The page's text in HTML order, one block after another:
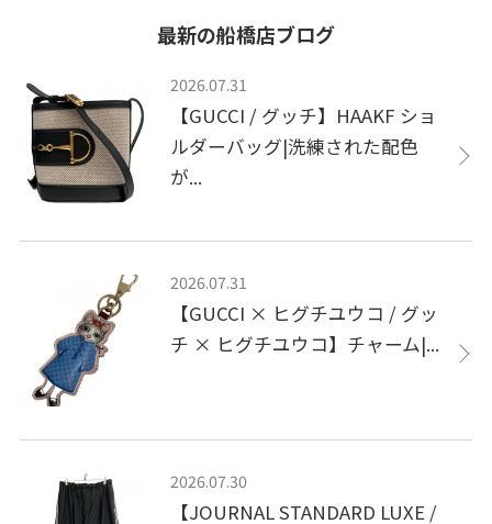
最新の船橋店ブログ
2026.07.31
【GUCCI / グッチ】HAAKF ショ
ルダーバッグ|洗練された配色
が...
2026.07.31
【GUCCI × ヒグチユウコ / グッ
チ × ヒグチユウコ】チャーム|...
2026.07.30
【JOURNAL STANDARD LUXE /